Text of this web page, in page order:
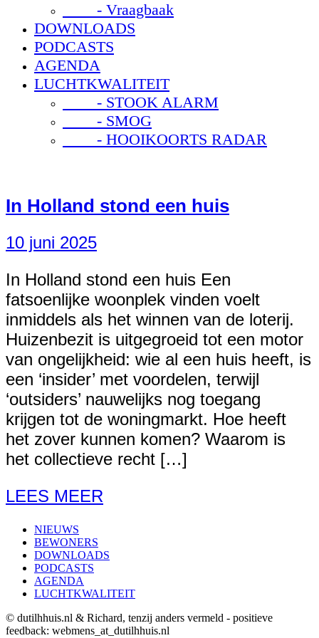
- Vraagbaak
DOWNLOADS
PODCASTS
AGENDA
LUCHTKWALITEIT
- STOOK ALARM
- SMOG
- HOOIKOORTS RADAR
In Holland stond een huis
10 juni 2025
In Holland stond een huis Een
fatsoenlijke woonplek vinden voelt
inmiddels als het winnen van de loterij.
Huizenbezit is uitgegroeid tot een motor
van ongelijkheid: wie al een huis heeft, is
een ‘insider’ met voordelen, terwijl
‘outsiders’ nauwelijks nog toegang
krijgen tot de woningmarkt. Hoe heeft
het zover kunnen komen? Waarom is
het collectieve recht […]
LEES MEER
NIEUWS
BEWONERS
DOWNLOADS
PODCASTS
AGENDA
LUCHTKWALITEIT
© dutilhhuis.nl & Richard, tenzij anders vermeld - positieve
feedback: webmens_at_dutilhhuis.nl